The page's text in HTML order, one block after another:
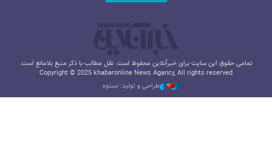
تمامی حقوق این سایت برای خبرآنلاین محفوظ است. نقل مطالب با ذکر منبع بلامانع است.
Copyright © 2025 khabaronline News Agancy, All rights reserved
طراحی و تولید: نستوه